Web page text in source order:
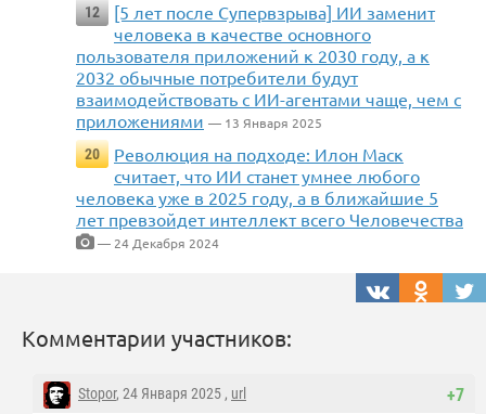
12
[5 лет после Супервзрыва] ИИ заменит
человека в качестве основного
пользователя приложений к 2030 году, а к
2032 обычные потребители будут
взаимодействовать с ИИ-агентами чаще, чем с
приложениями — 13 Января 2025
20
Революция на подходе: Илон Маск
считает, что ИИ станет умнее любого
человека уже в 2025 году, а в ближайшие 5
лет превзойдет интеллект всего Человечества
— 24 Декабря 2024
Комментарии участников:
+7
Stopor, 24 Января 2025 , url